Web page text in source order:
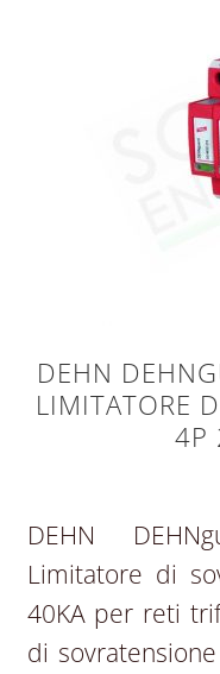
DEHN
LIMITATORE
4P
DEHN
Limitatore di
40KA per reti
di